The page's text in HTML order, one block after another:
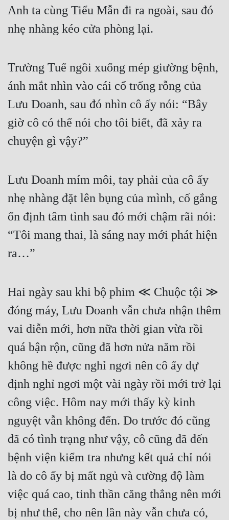
Anh ta cùng Tiểu Mẫn đi ra ngoài, sau đó
nhẹ nhàng kéo cửa phòng lại.
Trường Tuế ngồi xuống mép giường bệnh,
ánh mắt nhìn vào cái cổ trống rỗng của
Lưu Doanh, sau đó nhìn cô ấy nói: “Bây
giờ cô có thể nói cho tôi biết, đã xảy ra
chuyện gì vậy?”
Lưu Doanh mím môi, tay phải của cô ấy
nhẹ nhàng đặt lên bụng của mình, cố gắng
ổn định tâm tình sau đó mới chậm rãi nói:
“Tôi mang thai, là sáng nay mới phát hiện
ra…”
Hai ngày sau khi bộ phim ≪ Chuộc tội ≫
đóng máy, Lưu Doanh vẫn chưa nhận thêm
vai diễn mới, hơn nữa thời gian vừa rồi
quá bận rộn, cũng đã hơn nửa năm rồi
không hề được nghỉ ngơi nên cô ấy dự
định nghỉ ngơi một vài ngày rồi mới trở lại
công việc. Hôm nay mới thấy kỳ kinh
nguyệt vẫn không đến. Do trước đó cũng
đã có tình trạng như vậy, cô cũng đã đến
bệnh viện kiểm tra nhưng kết quả chỉ nói
là do cô ấy bị mất ngủ và cường độ làm
việc quá cao, tinh thần căng thẳng nên mới
bị như thế, cho nên lần này vẫn chưa có,